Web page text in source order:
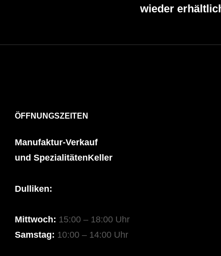
wieder
ÖFFNUNGSZEITEN
Manufaktur-Verkauf
und SpezialitätenKeller
Dulliken:
Mittwoch: 15:00 – 18:00 Uhr
Samstag: 10:00 – 14:00 Uhr